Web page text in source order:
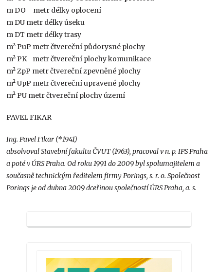
m DO metr délky oplocení
m DU metr délky úseku
m DT metr délky trasy
m² PuP metr čtvereční půdorysné plochy
m² PK metr čtvereční plochy komunikace
m² ZpP metr čtvereční zpevněné plochy
m² UpP metr čtvereční upravené plochy
m² PU metr čtvereční plochy území
PAVEL FIKAR
Ing. Pavel Fikar (*1941)
absolvoval Stavební fakultu ČVUT (1963), pracoval v n. p. IPS Praha
a poté v ÚRS Praha. Od roku 1991 do 2009 byl spolumajitelem a
současně technickým ředitelem firmy Porings, s. r. o. Společnost
Porings je od dubna 2009 dceřinou společností ÚRS Praha, a. s.